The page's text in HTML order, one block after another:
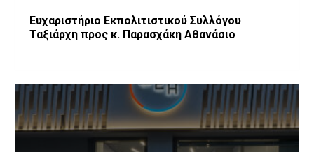
Ευχαριστήριο Εκπολιτιστικού Συλλόγου
Ταξιάρχη προς κ. Παρασχάκη Αθανάσιο